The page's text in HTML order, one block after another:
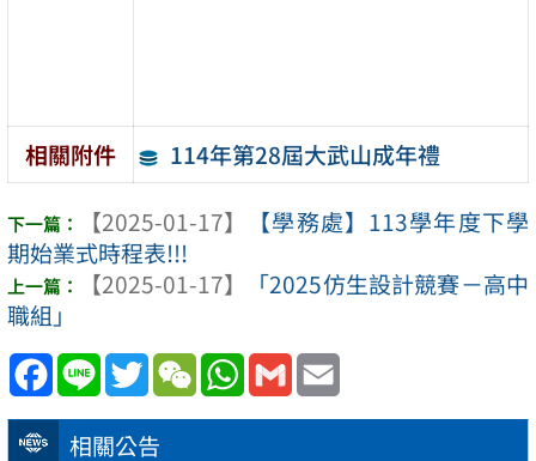
相關公告
相關附件 114年第28屆大武山成年禮
【2025-01-17】
【學務處】113學年度下學
期始業式時程表!!!
【2025-01-17】
「2025仿生設計競賽－高中
職組」
Facebook
Line TwitterWeChatWhatsApp
Gmail